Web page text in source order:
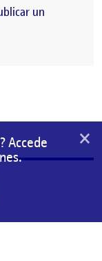
un
Accede
×